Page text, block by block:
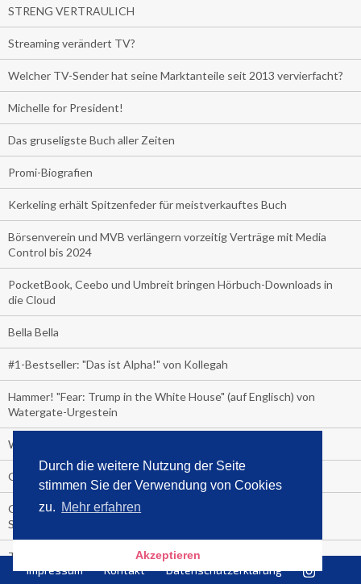
Durch die weitere Nutzung der Seite
stimmen Sie der Verwendung von Cookies
zu. Mehr erfahren
Akzeptieren
STRENG VERTRAULICH
Streaming verändert TV?
Welcher TV-Sender hat seine Marktanteile seit 2013 vervierfacht?
Michelle for President!
Das gruseligste Buch aller Zeiten
Promi-Biografien
Kerkeling erhält Spitzenfeder für meistverkauftes Buch
Börsenverein und MVB verlängern vorzeitig Verträge mit Media
Control bis 2024
PocketBook, Ceebo und Umbreit bringen Hörbuch-Downloads in
die Cloud
Bella Bella
#1-Bestseller: "Das ist Alpha!" von Kollegah
Hammer! "Fear: Trump in the White House" (auf Englisch) von
Watergate-Urgestein
Wie alt sind die TV-Zuschauer
Geisterfahrer auf Überholspur
Gegen Einsamkeit: Single-Haushalte schauen täglich fast 6
Stunden TV
TV-Quote:
Impressum Kontakt Datenschutzerklärung